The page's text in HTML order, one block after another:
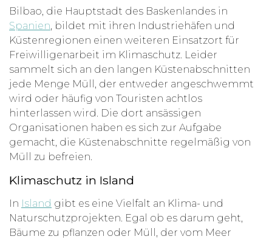
Bilbao, die Hauptstadt des Baskenlandes in
Spanien, bildet mit ihren Industriehäfen und
Küstenregionen einen weiteren Einsatzort für
Freiwilligenarbeit im Klimaschutz. Leider
sammelt sich an den langen Küstenabschnitten
jede Menge Müll, der entweder angeschwemmt
wird oder häufig von Touristen achtlos
hinterlassen wird. Die dort ansässigen
Organisationen haben es sich zur Aufgabe
gemacht, die Küstenabschnitte regelmäßig von
Müll zu befreien.
Klimaschutz in Island
In Island gibt es eine Vielfalt an Klima- und
Naturschutzprojekten. Egal ob es darum geht,
Bäume zu pflanzen oder Müll, der vom Meer